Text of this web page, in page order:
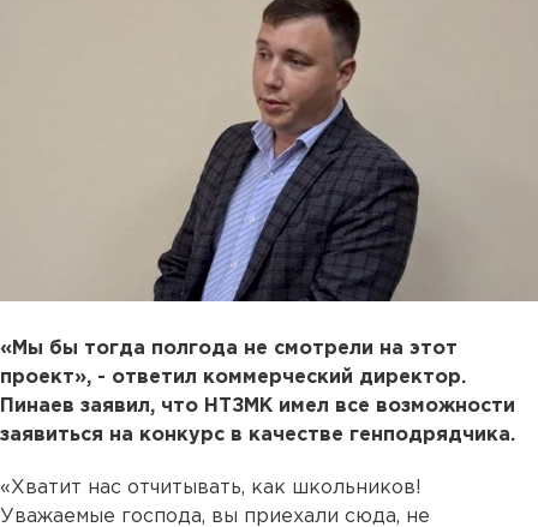
«Мы бы тогда полгода не смотрели на этот
проект», - ответил коммерческий директор.
Пинаев заявил, что НТЗМК имел все возможности
заявиться на конкурс в качестве генподрядчика.
«Хватит нас отчитывать, как школьников!
Уважаемые господа, вы приехали сюда, не